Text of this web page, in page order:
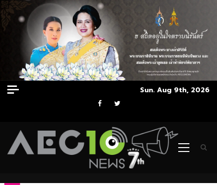
Skip
to
Sun. Aug 9th, 2026
Facebook
Twitter
Primary